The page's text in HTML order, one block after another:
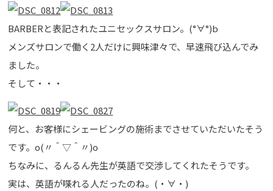
BARBERと表記されたユニセックスサロン。(°∀°)b
メンズサロンで働く2人だけに興味津々で、早速飛び込んでみ
ました。
そして・・・
何と、お客様にシェービングの施術までさせていただいたそう
です。o(〃＾▽＾〃)o
ちなみに、るんるん先生が英語で交渉してくれたそうです。
実は、英語が喋れる人だったのね。(・∀・)